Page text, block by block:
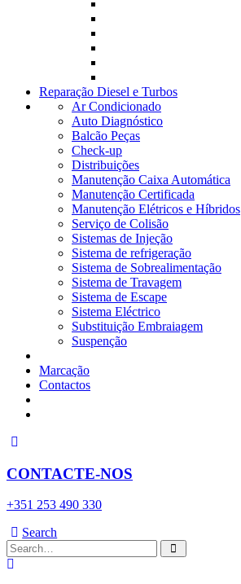
Reparação Diesel e Turbos
Ar Condicionado
Auto Diagnóstico
Balcão Peças
Check-up
Distribuições
Manutenção Caixa Automática
Manutenção Certificada
Manutenção Elétricos e Híbridos
Serviço de Colisão
Sistemas de Injeção
Sistema de refrigeração
Sistema de Sobrealimentação
Sistema de Travagem
Sistema de Escape
Sistema Eléctrico
Substituição Embraiagem
Suspenção
Marcação
Contactos
CONTACTE-NOS
+351 253 490 330
Search